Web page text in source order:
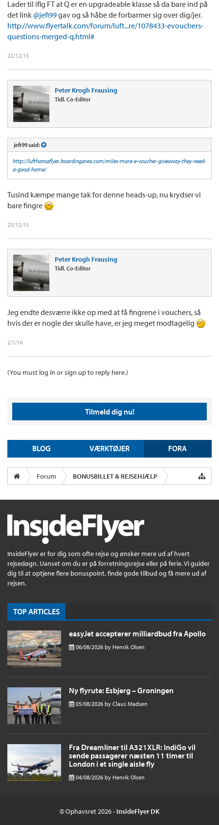
Lader til iflg FT at Q er en upgradeable klasse så da bare ind på
det link @jefi99gav og så håbe de forbarmer sig over dig/jer.
http://www.flyertalk.com/forum/luft...re/1078433-evouchers-
questions-merged-q.html#
22/12/15
Peter Krogh Frausing
Tidl. Co-Editor
jefi99 said:
http://lufthansaflyer.boardingarea.com/miles-more-e-voucher-giveaway-they-need-
a-good-home/
Tusind kæmpe mange tak for denne heads-up, nu krydser vi
bare fingre
23/12/15
Peter Krogh Frausing
Tidl. Co-Editor
Jeg endte desværre ikke op med at få fingrene i vouchers, så
hvis der er nogle der skulle have, er jeg meget modtagelig
2/1/16
(You must log in or sign up to reply here.)
Tilmeld dig nu!
BLOG VÆRKTØJER FORA
Forum BONUSBILLET & REJSEHJÆLP
InsideFlyer er for dig som ofte rejse og ønsker mere ud af hvert
rejsedøgn. Uanset om du er på forretningsrejse eller på ferie. Vi guider
dig til at optjene flere bonuspoint, finde gode tilbud og få mere ud af
rejsen.
TOP ARTICLES
easyJet accepterer milliardbud fra Apollo
06/08/2026 by Henrik Olsen
Ny flyrute: Esbjerg – Groningen
05/08/2026 by Claus Madsen
Fra Dreamliner til A321XLR: IndiGo vil
sende passagerer næsten 11 timer til
London i et single aisle fly
04/08/2026 by Henrik Olsen
© Ophavsret 2026 - InsideFlyer DK